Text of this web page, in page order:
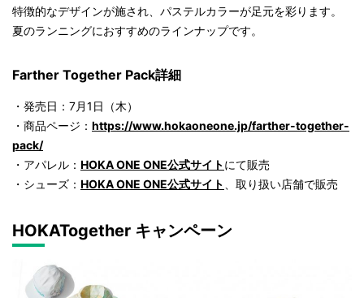
特徴的なデザインが施され、パステルカラーが足元を彩ります。
夏のランニングにおすすめのラインナップです。
Farther Together Pack詳細
・発売日：7月1日（木）
・商品ページ： https://www.hokaoneone.jp/farther-together-
pack/
・アパレル： HOKA ONE ONE公式サイトにて販売
・シューズ： HOKA ONE ONE公式サイト、取り扱い店舗で販売
HOKATogether キャンペーン